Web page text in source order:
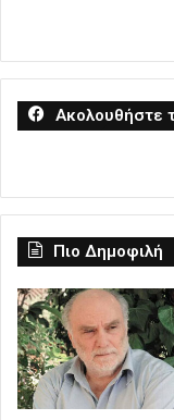
Ακολουθήστε
Πιο Δημοφιλή